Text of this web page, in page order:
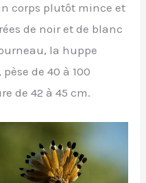
corps plutôt mince et
de noir et de blanc
la huppe
de 40 à 100
de 42 à 45 cm.